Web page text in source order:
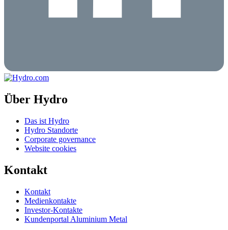
Über Hydro
Das ist Hydro
Hydro Standorte
Corporate governance
Website cookies
Kontakt
Kontakt
Medienkontakte
Investor-Kontakte
Kundenportal Aluminium Metal